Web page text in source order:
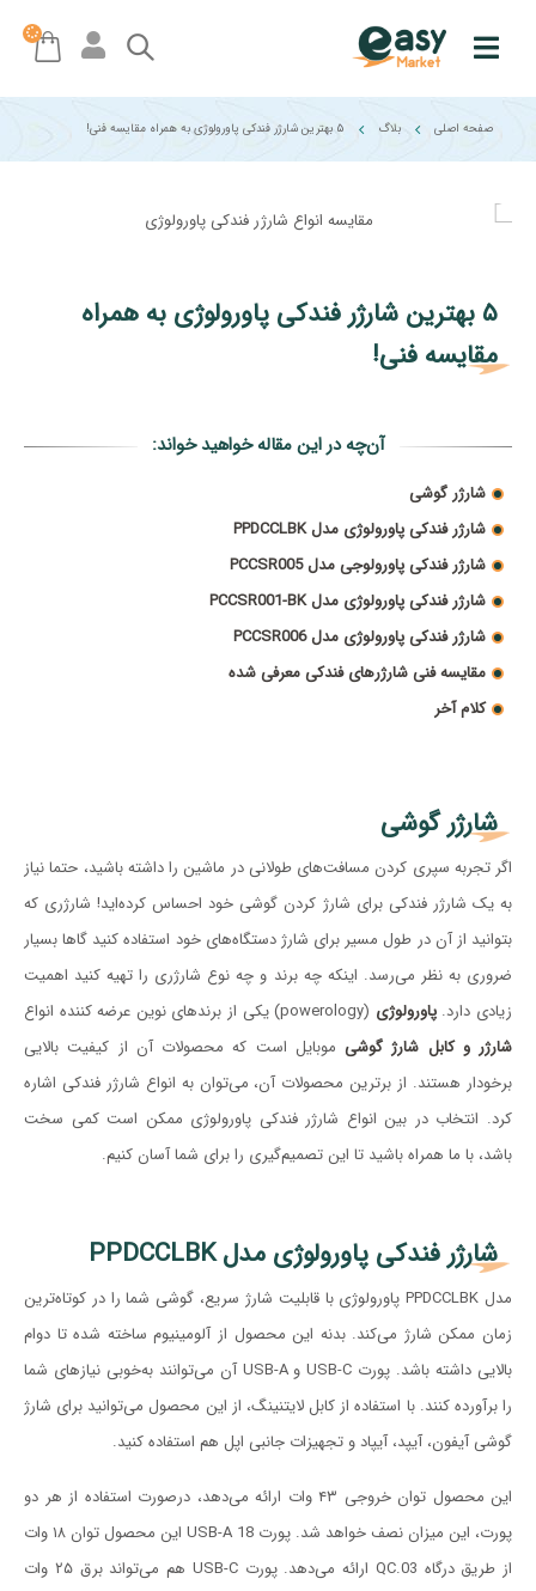
صفحه اصلی بلاگ ۵ بهترین شارژر فندکی پاورولوژی به همراه مقایسه فنی!
۵ بهترین شارژر فندکی پاورولوژی به همراه
مقایسه فنی!
آن‌چه در این مقاله خواهید خواند:
شارژر گوشی
شارژر فندکی پاورولوژی مدل PPDCCLBK
شارژر فندکی پاورولوجی مدل PCCSR005
شارژر فندکی پاورولوژی مدل PCCSR001-BK
شارژر فندکی پاورولوژی مدل PCCSR006
مقایسه فنی شارژرهای فندکی معرفی شده
کلام آخر
شارژر گوشی
اگر تجربه سپری کردن مسافت‌های طولانی در ماشین را داشته باشید، حتما نیاز
به یک شارژر فندکی برای شارژ کردن گوشی خود احساس کرده‌اید! شارژری که
بتوانید از آن در طول مسیر برای شارژ دستگاه‌های خود استفاده کنید گاها بسیار
ضروری به نظر می‌رسد. اینکه چه برند و چه نوع شارژری را تهیه کنید اهمیت
زیادی دارد.پاورولوژی (powerology) یکی از برندهای نوین عرضه کننده انواع
شارژر و کابل شارژ گوشی موبایل است که محصولات آن از کیفیت بالایی
برخودار هستند. از برترین محصولات آن، می‌توان به انواع شارژر فندکی اشاره
کرد. انتخاب در بین انواع شارژر فندکی پاورولوژی ممکن است کمی سخت
باشد، با ما همراه باشید تا این تصمیم‌گیری را برای شما آسان کنیم.
شارژر فندکی پاورولوژی مدل PPDCCLBK
مدل PPDCCLBK پاورولوژی با قابلیت شارژ سریع، گوشی شما را در کوتاه‌ترین
زمان ممکن شارژ می‌کند. بدنه این محصول از آلومینیوم ساخته شده تا دوام
بالایی داشته باشد. پورت USB-C و USB-A آن می‌توانند به‌خوبی نیازهای شما
را برآورده کنند. با استفاده از کابل لایتنینگ، از این محصول می‌توانید برای شارژ
گوشی آیفون، آیپد، آیپاد و تجهیزات جانبی اپل هم استفاده کنید.
این محصول توان خروجی ۴۳ وات ارائه می‌دهد، درصورت استفاده از هر دو
پورت، این میزان نصف خواهد شد. پورت USB-A 18 این محصول توان ۱۸ وات
از طریق درگاه QC.03 ارائه می‌دهد. پورت USB-C هم می‌تواند برق ۲۵ وات